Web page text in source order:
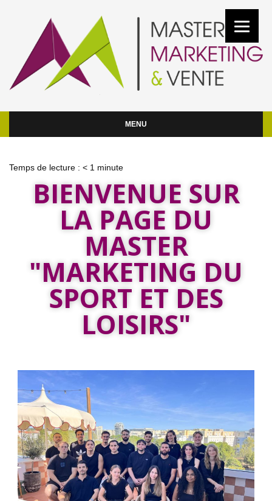
MENU
Temps de lecture : < 1 minute
BIENVENUE SUR
LA PAGE DU
MASTER
"MARKETING DU
SPORT ET DES
LOISIRS"